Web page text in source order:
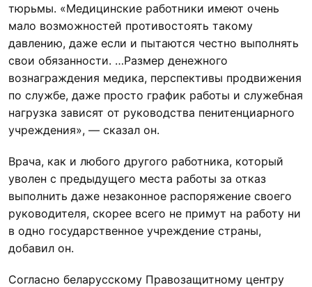
тюрьмы. «Медицинские работники имеют очень
мало возможностей противостоять такому
давлению, даже если и пытаются честно выполнять
свои обязанности. …Размер денежного
вознаграждения медика, перспективы продвижения
по службе, даже просто график работы и служебная
нагрузка зависят от руководства пенитенциарного
учреждения», — сказал он.
Врача, как и любого другого работника, который
уволен с предыдущего места работы за отказ
выполнить даже незаконное распоряжение своего
руководителя, скорее всего не примут на работу ни
в одно государственное учреждение страны,
добавил он.
Согласно беларусскому Правозащитному центру